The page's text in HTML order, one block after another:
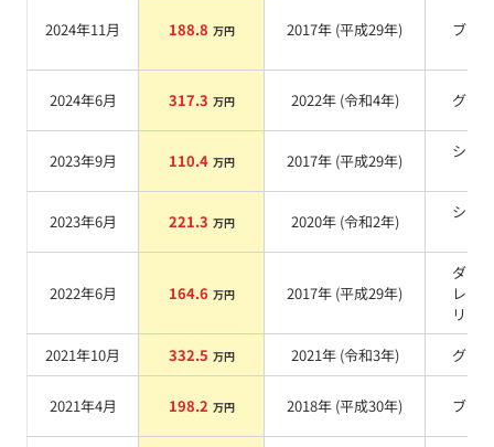
2024年11月 188.8 万円 2017年 (平成29年) ブルー
2024年6月 317.3 万円 2022年 (令和4年) グレー
2023年9月 110.4 万円 2017年 (平成29年)
シル
2023年6月 221.3 万円 2020年 (令和2年)
シル
2022年6月 164.6 万円 2017年 (平成29年)
ダー
レー
リック
2021年10月
332.5 万円 2021年 (令和3年) グレー
2021年4月 198.2 万円 2018年 (平成30年) ブルー